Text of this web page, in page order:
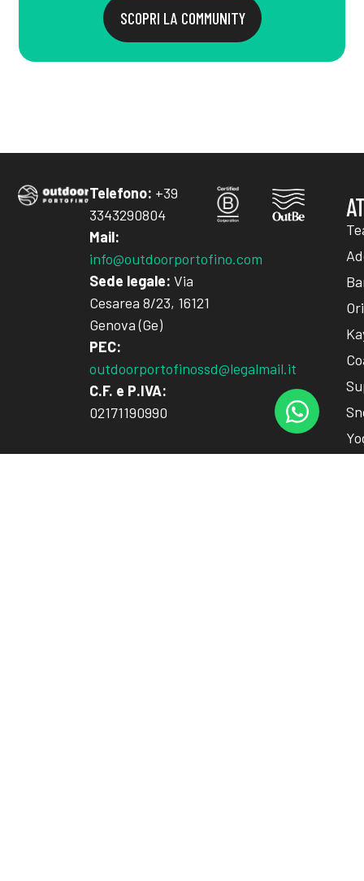
SCOPRI LA COMMUNITY
Telefono: +39
3343290804
Mail:
info@outdoorportofino.com
Sede legale: Via
Cesarea 8/23, 16121
Genova (Ge)
PEC:
outdoorportofinossd@legalmail.it
C.F. e P.IVA:
02171190990